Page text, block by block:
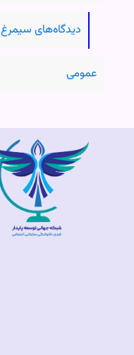
دیدگاه‌های سیمرغ
عمومی